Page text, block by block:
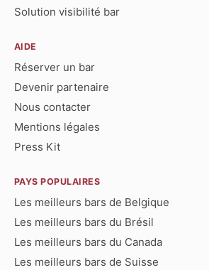
Solution visibilité bar
AIDE
Réserver un bar
Devenir partenaire
Nous contacter
Mentions légales
Press Kit
PAYS POPULAIRES
Les meilleurs bars de Belgique
Les meilleurs bars du Brésil
Les meilleurs bars du Canada
Les meilleurs bars de Suisse